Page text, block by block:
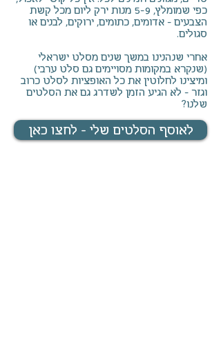
כפי שמומלץ, 5-9 מנות ירק ליום מכל קשת
הצבעים – אדומים, כתומים, ירוקים, לבנים או
סגולים.
אחרי שנהנינו במשך שנים מסלט ישראלי
(שנקרא במקומות מסויימים גם סלט ערבי)
ומיצינו לחלוטין את כל האופציות לסלט כרוב
וגזר – לא הגיע הזמן לשדרג גם את הסלטים
שלנו?
לאוסף הסלטים שלי - לחצו כאן